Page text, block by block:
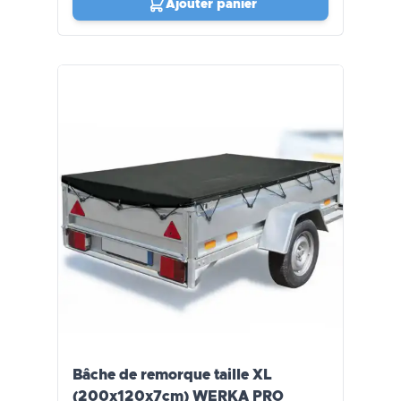
Ajouter panier
Bâche de remorque taille XL
(200x120x7cm) WERKA PRO